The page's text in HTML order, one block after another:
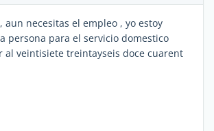
aun necesitas el empleo , yo estoy
persona para el servicio domestico
al veintisiete treintayseis doce cuarent